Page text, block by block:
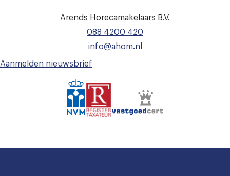
Arends Horecamakelaars B.V.
088 4200 420
info@ahom.nl
Aanmelden nieuwsbrief